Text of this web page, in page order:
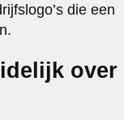
die een
over